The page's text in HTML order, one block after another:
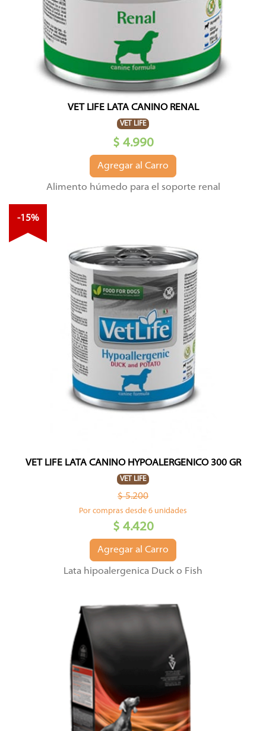
VET LIFE LATA CANINO RENAL
VET LIFE
$ 4.990
Agregar al Carro
Alimento húmedo para el soporte renal
-15%
VET LIFE LATA CANINO HYPOALERGENICO 300 GR
VET LIFE
$ 5.200
Por compras desde 6 unidades
$ 4.420
Agregar al Carro
Lata hipoalergenica Duck o Fish